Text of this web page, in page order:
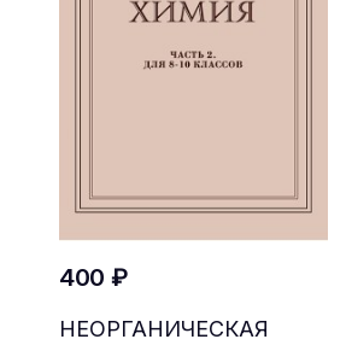
400 ₽
НЕОРГАНИЧЕСКАЯ